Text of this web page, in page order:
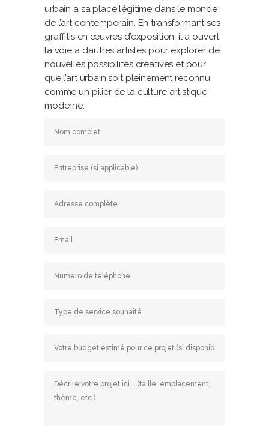
urbain a sa place légitime dans le monde
de l’art contemporain. En transformant ses
graffitis en œuvres d’exposition, il a ouvert
la voie à d’autres artistes pour explorer de
nouvelles possibilités créatives et pour
que l’art urbain soit pleinement reconnu
comme un pilier de la culture artistique
moderne.